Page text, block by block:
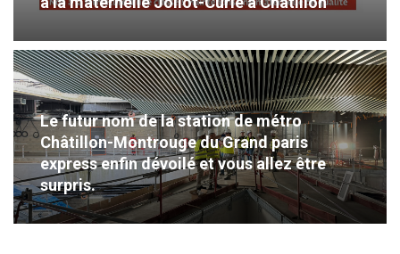
Le futur nom de la station de métro
Châtillon-Montrouge du Grand paris
express enfin dévoilé et vous allez être
surpris.